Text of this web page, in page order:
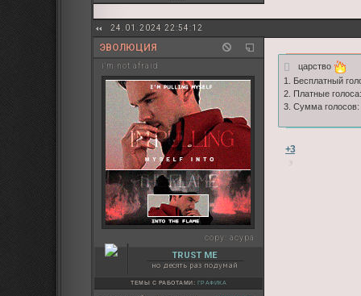
24.01.2024 22:54:12
ЭВОЛЮЦИЯ
i'm not afraid
copy: асура
TRUST ME
но десять раз подумай
ТЕМЫ С РАБОТАМИ: ГРАФИКА
царство
1. Бесплатный
2. Платные
3. Сумма голосов:
+3